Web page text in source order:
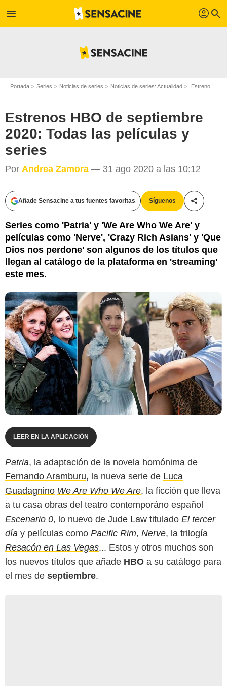
menu profil search
Portada Series Noticias de series Noticias de series: Actualidad Estrenos HBO de septiembre 2020: Todas las películas y series
Estrenos HBO de septiembre
2020: Todas las películas y
series
Por Andrea Zamora — 31 ago 2020 a las 10:12
Añade Sensacine a tus fuentes favoritas Síguenos
Series como 'Patria' y 'We Are Who We Are' y
películas como 'Nerve', 'Crazy Rich Asians' y 'Que
Dios nos perdone' son algunos de los títulos que
llegan al catálogo de la plataforma en 'streaming'
este mes.
LEER EN LA APLICACIÓN
Patria, la adaptación de la novela homónima de
Fernando Aramburu, la nueva serie de Luca
Guadagnino We Are Who We Are, la ficción que lleva
a tu casa obras del teatro contemporáno español
Escenario 0, lo nuevo de Jude Law titulado El tercer
día y películas como Pacific Rim, Nerve, la trilogía
Resacón en Las Vegas... Estos y otros muchos son
los nuevos títulos que añade HBO a su catálogo para
el mes de septiembre.